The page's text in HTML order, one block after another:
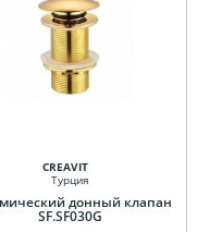
CREAVIT
Турция
донный клапан
SF.SF030G